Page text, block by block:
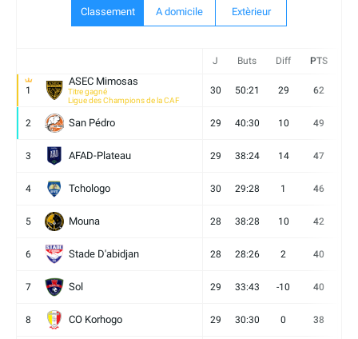
Classement A domicile Extèrieur
J Buts Diff PTS
1
ASEC Mimosas
Titre gagné
Ligue des Champions de la CAF
30 50:21 29 62
2 San Pédro 29 40:30 10 49
3 AFAD-Plateau 29 38:24 14 47
4 Tchologo 30 29:28 1 46
5 Mouna 28 38:28 10 42
6 Stade D'abidjan 28 28:26 2 40
7 Sol 29 33:43 -10 40
8 CO Korhogo 29 30:30 0 38